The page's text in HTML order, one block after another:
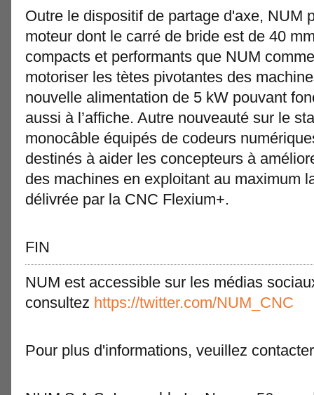
Outre le dispositif de partage d'axe, NUM
moteur dont le carré de bride est de 40
compacts et performants que NUM
motoriser les tètes pivotantes des
nouvelle alimentation de 5 kW pouvant
aussi à l’affiche. Autre nouveauté sur le
monocâble équipés de codeurs
destinés à aider les concepteurs à
des machines en exploitant au maximum
délivrée par la CNC Flexium+.
FIN
NUM est accessible sur les médias
consultez https://twitter.com/NUM_CNC
Pour plus d'informations, veuillez